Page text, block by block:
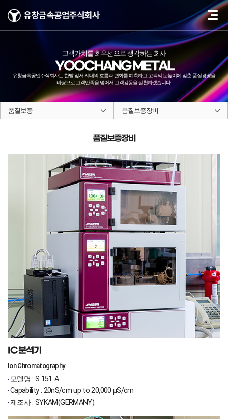
고객가치를 최우선으로 생각하는 회사
YOOCHANG METAL
유창금속공업주식회사는 한발 앞서 시대의 흐름과 변화를 예측하고 고객의 눈높이에 맞춘 품질경영을
바탕으로 고객만족을 넘어서 고객감동을 실천하겠습니다.
품질보증 품질보증장비
품질보증장비
IC분석기
Ion Chromatography
모델명 : S 151-A
Capability : 20nS/cm up to 20,000 µS/cm
제조사 : SYKAM(GERMANY)